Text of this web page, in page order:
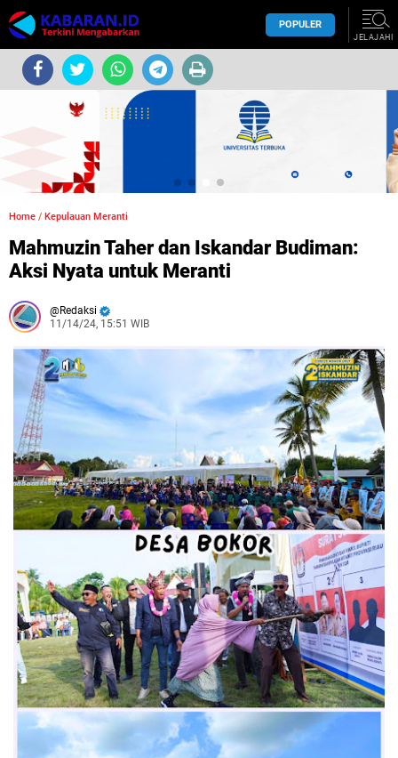
POPULER
JELAJAHI
Home / Kepulauan Meranti
Mahmuzin Taher dan Iskandar Budiman:
Aksi Nyata untuk Meranti
Redaksi
11/14/24, 15:51 WIB